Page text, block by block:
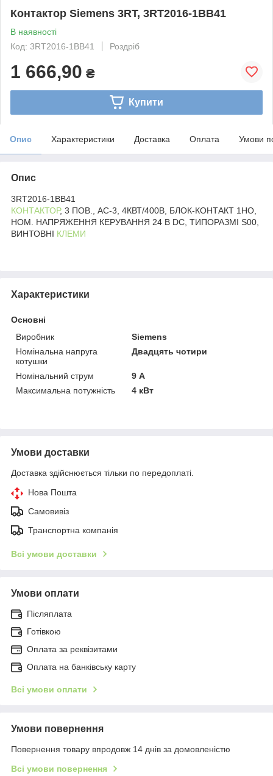
Контактор Siemens 3RT, 3RT2016-1BB41
В наявності
Код: 3RT2016-1BB41
Роздріб
1 666,90 ₴
Купити
Опис Характеристики Доставка Оплата Умови
Опис
3RT2016-1BB41
КОНТАКТОР, 3 ПОВ., AC-3, 4КВТ/400В, БЛОК-КОНТАКТ 1НО,
НОМ. НАПРЯЖЕННЯ КЕРУВАННЯ 24 В DC, ТИПОРАЗМІ S00,
ВИНТОВНІ КЛЕМИ
Характеристики
Основні
Виробник
Siemens
Номінальна напруга
котушки
Двадцять чотири
Номінальний струм
9 А
Максимальна потужність
4 кВт
Умови доставки
Доставка здійснюється тільки по передоплаті.
Нова Пошта
Самовивіз
Транспортна компанія
Всі умови доставки
Умови оплати
Післяплата
Готівкою
Оплата за реквізитами
Оплата на банківську карту
Всі умови оплати
Умови повернення
Повернення товару впродовж 14 днів за домовленістю
Всі умови повернення